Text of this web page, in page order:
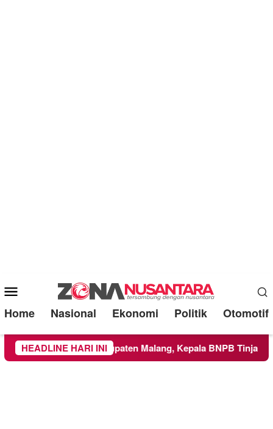
Mobile
Menu
Home Nasional Ekonomi Politik Otomotif
HEADLINE HARI INI
Wilayah Kabupaten Malang, Kepala BNPB Tinjau Langsung